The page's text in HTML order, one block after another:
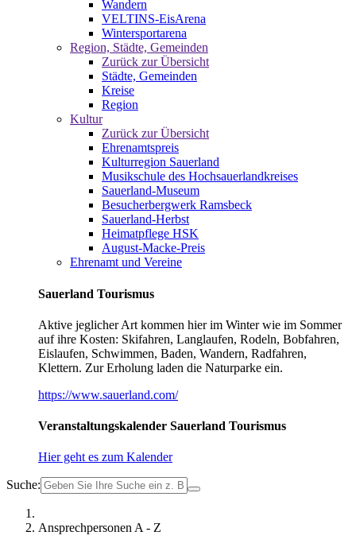
Wandern
VELTINS-EisArena
Wintersportarena
Region, Städte, Gemeinden
Zurück zur Übersicht
Städte, Gemeinden
Kreise
Region
Kultur
Zurück zur Übersicht
Ehrenamtspreis
Kulturregion Sauerland
Musikschule des Hochsauerlandkreises
Sauerland-Museum
Besucherbergwerk Ramsbeck
Sauerland-Herbst
Heimatpflege HSK
August-Macke-Preis
Ehrenamt und Vereine
Sauerland Tourismus
Aktive jeglicher Art kommen hier im Winter wie im Sommer
auf ihre Kosten: Skifahren, Langlaufen, Rodeln, Bobfahren,
Eislaufen, Schwimmen, Baden, Wandern, Radfahren,
Klettern. Zur Erholung laden die Naturparke ein.
https://www.sauerland.com/
Veranstaltungskalender Sauerland Tourismus
Hier geht es zum Kalender
Suche:
Ansprechpersonen A - Z